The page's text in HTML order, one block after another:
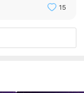
가진 자만이 승리하는
15